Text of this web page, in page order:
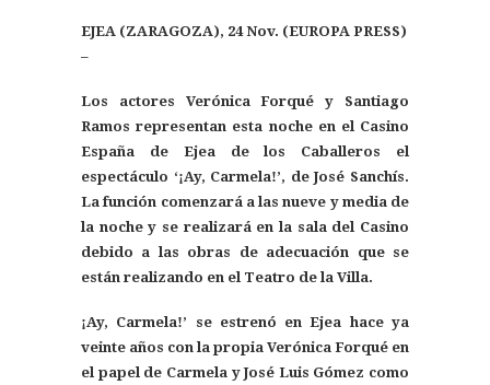
EJEA (ZARAGOZA), 24 Nov. (EUROPA PRESS)
–
Los actores Verónica Forqué y Santiago
Ramos representan esta noche en el Casino
España de Ejea de los Caballeros el
espectáculo ‘¡Ay, Carmela!’, de José Sanchís.
La función comenzará a las nueve y media de
la noche y se realizará en la sala del Casino
debido a las obras de adecuación que se
están realizando en el Teatro de la Villa.
¡Ay, Carmela!’ se estrenó en Ejea hace ya
veinte años con la propia Verónica Forqué en
el papel de Carmela y José Luis Gómez como